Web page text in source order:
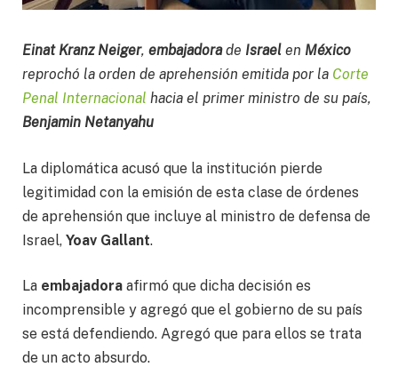
Einat Kranz Neiger, embajadorade Israel en México
reprochó la orden de aprehensión emitida por la Corte
Penal Internacional hacia el primer ministro de su país,
Benjamin Netanyahu
La diplomática acusó que la institución pierde
legitimidad con la emisión de esta clase de órdenes
de aprehensión que incluye al ministro de defensa de
Israel, Yoav Gallant.
La embajadora afirmó que dicha decisión es
incomprensible y agregó que el gobierno de su país
se está defendiendo. Agregó que para ellos se trata
de un acto absurdo.